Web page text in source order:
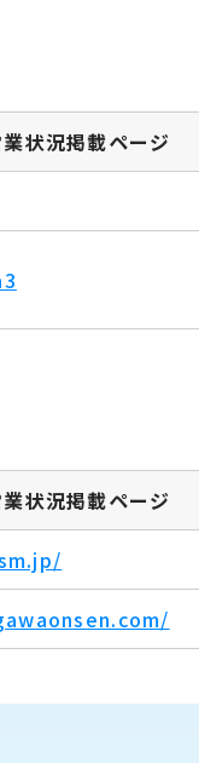
状況掲載ページ
状況掲載ページ